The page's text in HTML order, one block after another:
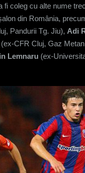
fi coleg cu alte nume
din România,
Pandurii Tg. Jiu), Adi
(ex-CFR Cluj, Gaz
Lemnaru (ex-